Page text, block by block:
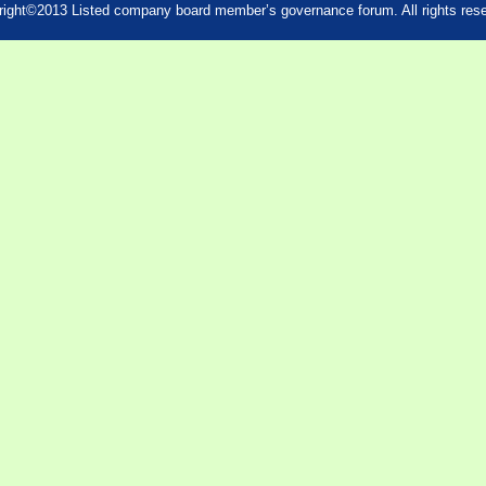
Listed company board member’s governance forum. All rights